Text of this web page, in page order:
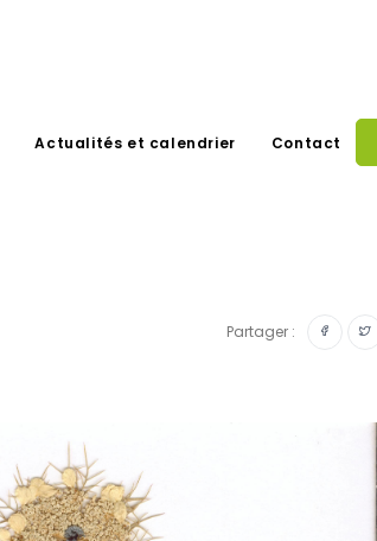
Actualités et calendrier Contact
Partager :